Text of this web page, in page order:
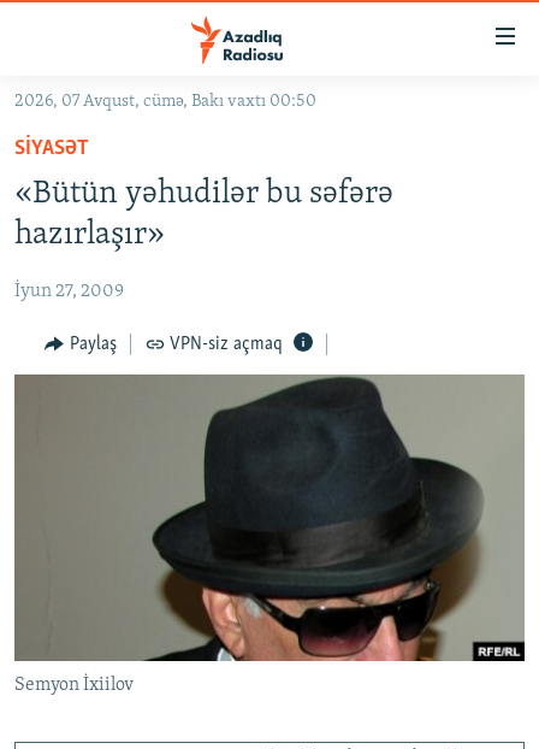
Əsas
qayıt
Əsas
naviqasiyaya
qayıt
Axtarışa
keç
GÜNDƏM
KORRUPSIOMETR
FƏRQƏ BAX
QANUNI DOĞRU
AZƏRBAYCAN ƏDƏBIYYATI KITABXANASI
İSLAM VƏ DEMOKRATIYA
İZ - MƏDƏNIYYƏT PROQRAMI
PEŞƏ ETIKASI VƏ JURNALISTIKA STANDARTLARIMIZ
MATERIALLARIMIZDAN ISTIFADƏ
AZADLIQRADIOSU MOBIL TELEFONUNUZDA
RFE/RL-in bütün saytları
2026, 07 Avqust, cümə, Bakı vaxtı 00:50
SIYASƏT
«Bütün yəhudilər bu səfərə
hazırlaşır»
İyun 27, 2009
Paylaş VPN-siz açmaq
Semyon İxiilov